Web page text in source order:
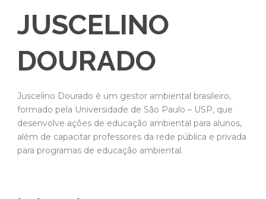
JUSCELINO
DOURADO
Juscelino Dourado é um gestor ambiental brasileiro,
formado pela Universidade de São Paulo – USP, que
desenvolve ações de educação ambiental para alunos,
além de capacitar professores da rede pública e privada
para programas de educação ambiental.